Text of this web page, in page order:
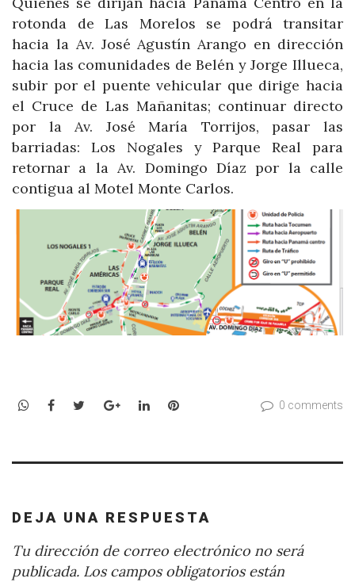
rotonda de Las Morelos se podrá transitar
hacia la Av. José Agustín Arango en dirección
hacia las comunidades de Belén y Jorge Illueca,
subir por el puente vehicular que dirige hacia
el Cruce de Las Mañanitas; continuar directo
por la Av. José María Torrijos, pasar las
barriadas: Los Nogales y Parque Real para
retornar a la Av. Domingo Díaz por la calle
contigua al Motel Monte Carlos.
WhatsApp
Facebook
TwitterGoogle+LinkedInPinterest 0 comments
DEJA UNA RESPUESTA
Tu dirección de correo electrónico no será
publicada. Los campos obligatorios están